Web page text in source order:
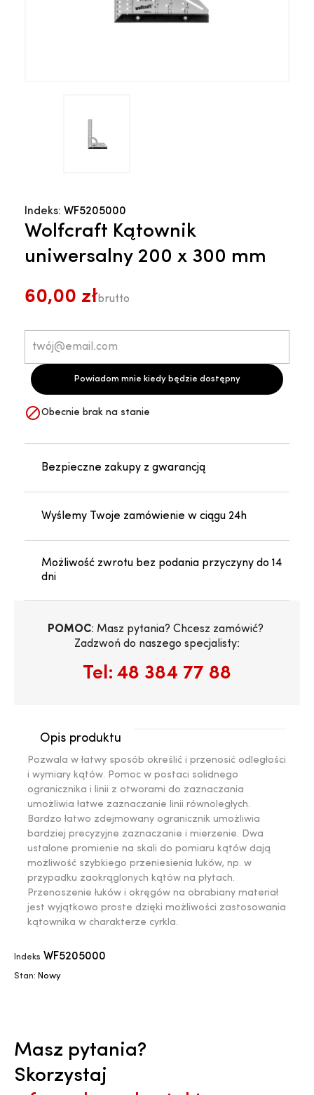
Indeks: WF5205000
Wolfcraft Kątownik
uniwersalny 200 x 300 mm
60,00 złbrutto
Powiadom mnie kiedy będzie dostępny
Obecnie brak na stanie
Bezpieczne zakupy z gwarancją
Wyślemy Twoje zamówienie w ciągu 24h
Możliwość zwrotu bez podania przyczyny do 14
dni
POMOC: Masz pytania? Chcesz zamówić?
Zadzwoń do naszego specjalisty:
Tel: 48 384 77 88
Opis produktu
Pozwala w łatwy sposób określić i przenosić odległości
i wymiary kątów. Pomoc w postaci solidnego
ogranicznika i linii z otworami do zaznaczania
umożliwia łatwe zaznaczanie linii równoległych.
Bardzo łatwo zdejmowany ogranicznik umożliwia
bardziej precyzyjne zaznaczanie i mierzenie. Dwa
ustalone promienie na skali do pomiaru kątów dają
możliwość szybkiego przeniesienia łuków, np. w
przypadku zaokrąglonych kątów na płytach.
Przenoszenie łuków i okręgów na obrabiany materiał
jest wyjątkowo proste dzięki możliwości zastosowania
kątownika w charakterze cyrkla.
Indeks WF5205000
Stan: Nowy
Masz pytania?
Skorzystaj